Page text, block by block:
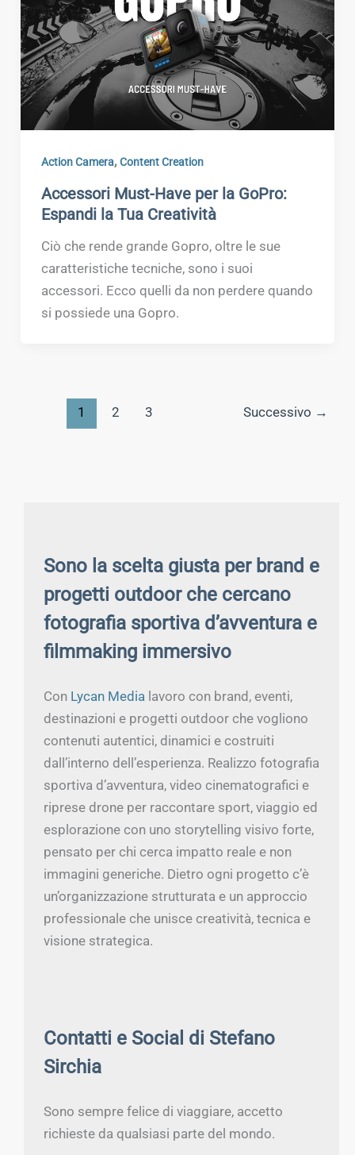
Action Camera,Content Creation
Accessori Must-Have per la GoPro:
Espandi la Tua Creatività
Ciò che rende grande Gopro, oltre le sue
caratteristiche tecniche, sono i suoi
accessori. Ecco quelli da non perdere quando
si possiede una Gopro.
1 2 3 Successivo →
Sono la scelta giusta per brand e
progetti outdoor che cercano
fotografia sportiva d’avventura e
filmmaking immersivo
Con Lycan Media lavoro con brand, eventi,
destinazioni e progetti outdoor che vogliono
contenuti autentici, dinamici e costruiti
dall’interno dell’esperienza. Realizzo fotografia
sportiva d’avventura, video cinematografici e
riprese drone per raccontare sport, viaggio ed
esplorazione con uno storytelling visivo forte,
pensato per chi cerca impatto reale e non
immagini generiche. Dietro ogni progetto c’è
un’organizzazione strutturata e un approccio
professionale che unisce creatività, tecnica e
visione strategica.
Contatti e Social di Stefano
Sirchia
Sono sempre felice di viaggiare, accetto
richieste da qualsiasi parte del mondo.